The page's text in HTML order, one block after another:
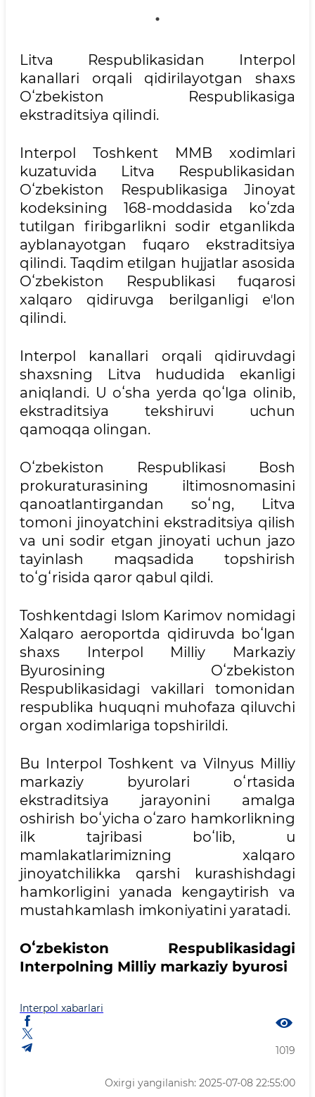
Litva Respublikasidan Interpol
kanallari orqali qidirilayotgan shaxs
Oʻzbekiston Respublikasiga
ekstraditsiya qilindi.
Interpol Toshkent MMB xodimlari
kuzatuvida Litva Respublikasidan
Oʻzbekiston Respublikasiga Jinoyat
kodeksining 168-moddasida koʻzda
tutilgan firibgarlikni sodir etganlikda
ayblanayotgan fuqaro ekstraditsiya
qilindi. Taqdim etilgan hujjatlar asosida
Oʻzbekiston Respublikasi fuqarosi
xalqaro qidiruvga berilganligi eʼlon
qilindi.
Interpol kanallari orqali qidiruvdagi
shaxsning Litva hududida ekanligi
aniqlandi. U oʻsha yerda qoʻlga olinib,
ekstraditsiya tekshiruvi uchun
qamoqqa olingan.
Oʻzbekiston Respublikasi Bosh
prokuraturasining iltimosnomasini
qanoatlantirgandan soʻng, Litva
tomoni jinoyatchini ekstraditsiya qilish
va uni sodir etgan jinoyati uchun jazo
tayinlash maqsadida topshirish
toʻgʻrisida qaror qabul qildi.
Toshkentdagi Islom Karimov nomidagi
Xalqaro aeroportda qidiruvda boʻlgan
shaxs Interpol Milliy Markaziy
Byurosining Oʻzbekiston
Respublikasidagi vakillari tomonidan
respublika huquqni muhofaza qiluvchi
organ xodimlariga topshirildi.
Bu Interpol Toshkent va Vilnyus Milliy
markaziy byurolari oʻrtasida
ekstraditsiya jarayonini amalga
oshirish boʻyicha oʻzaro hamkorlikning
ilk tajribasi boʻlib, u
mamlakatlarimizning xalqaro
jinoyatchilikka qarshi kurashishdagi
hamkorligini yanada kengaytirish va
mustahkamlash imkoniyatini yaratadi.
Oʻzbekiston Respublikasidagi
Interpolning Milliy markaziy byurosi
Interpol xabarlari
1019
Oxirgi yangilanish: 2025-07-08 22:55:00